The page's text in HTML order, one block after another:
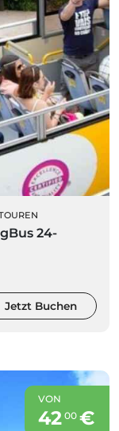
24-
Jetzt Buchen
VON
42 00€